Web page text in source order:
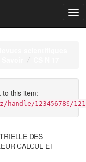
to this item:
123456789/
DES
CALCUL ET